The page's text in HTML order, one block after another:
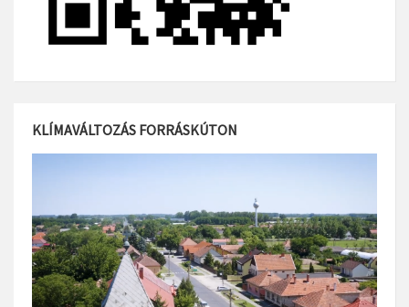
KLÍMAVÁLTOZÁS FORRÁSKÚTON